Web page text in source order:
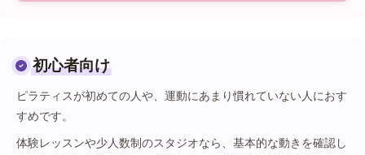
初心者向け
ピラティスが初めての人や、運動にあまり慣れていない人におす
すめです。
体験レッスンや少人数制のスタジオなら、基本的な動きを確認し